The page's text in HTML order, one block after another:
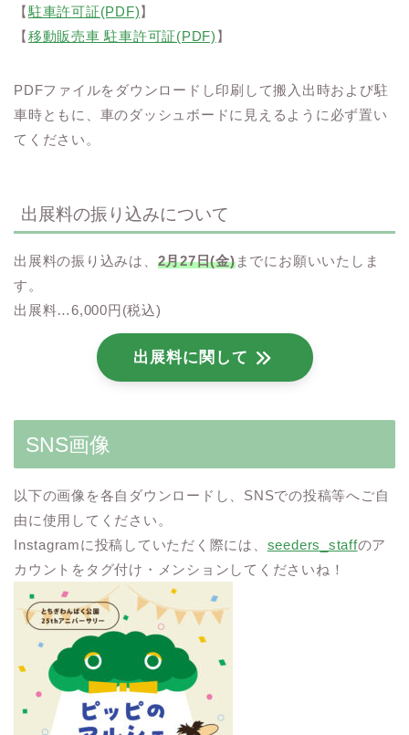
【駐車許可証(PDF)】
【移動販売車 駐車許可証(PDF) 】
PDFファイルをダウンロードし印刷して搬入出時および駐
車時ともに、車のダッシュボードに見えるように必ず置い
てください。
出展料の振り込みについて
出展料の振り込みは、 2月27日(金)までにお願いいたしま
す。
出展料…6,000円(税込)
出展料に関して
SNS画像
以下の画像を各自ダウンロードし、SNSでの投稿等へご自
由に使用してください。
Instagramに投稿していただく際には、 seeders_staffのア
カウントをタグ付け・メンションしてくださいね！